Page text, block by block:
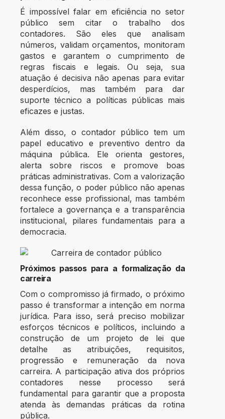
É impossível falar em eficiência no setor
público sem citar o trabalho dos
contadores. São eles que analisam
números, validam orçamentos, monitoram
gastos e garantem o cumprimento de
regras fiscais e legais. Ou seja, sua
atuação é decisiva não apenas para evitar
desperdícios, mas também para dar
suporte técnico a políticas públicas mais
eficazes e justas.
Além disso, o contador público tem um
papel educativo e preventivo dentro da
máquina pública. Ele orienta gestores,
alerta sobre riscos e promove boas
práticas administrativas. Com a valorização
dessa função, o poder público não apenas
reconhece esse profissional, mas também
fortalece a governança e a transparência
institucional, pilares fundamentais para a
democracia.
Próximos passos para a formalização da
carreira
Com o compromisso já firmado, o próximo
passo é transformar a intenção em norma
jurídica. Para isso, será preciso mobilizar
esforços técnicos e políticos, incluindo a
construção de um projeto de lei que
detalhe as atribuições, requisitos,
progressão e remuneração da nova
carreira. A participação ativa dos próprios
contadores nesse processo será
fundamental para garantir que a proposta
atenda às demandas práticas da rotina
pública.